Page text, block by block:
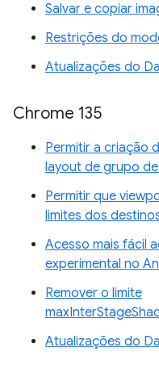
Salvar e copiar
Restrições do
Atualizações do
Chrome 135
Permitir a criação
layout de grupo
Permitir que
limites dos
Acesso mais fácil
experimental no
Remover o limite
Atualizações do